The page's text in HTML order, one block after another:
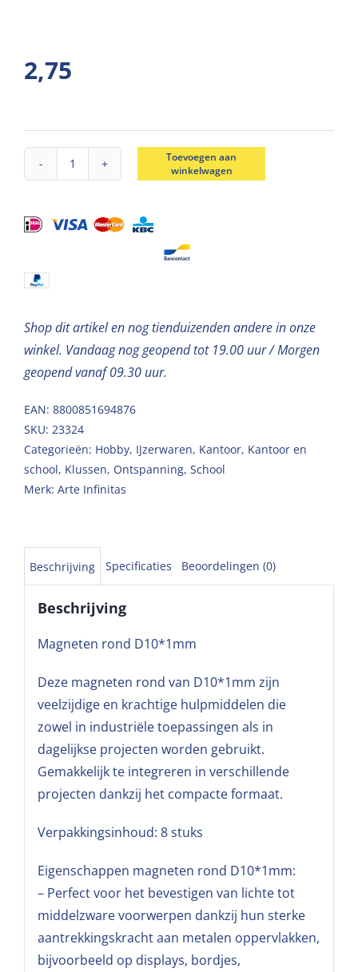
2,75
Magneten
D10*1mm
Toevoegen aan
winkelwagen
Shop dit artikel en nog tienduizenden andere in onze
winkel. Vandaag nog geopend tot 19.00 uur / Morgen
geopend vanaf 09.30 uur.
EAN: 8800851694876
SKU: 23324
Categorieën: Hobby, IJzerwaren, Kantoor, Kantoor en
school, Klussen, Ontspanning, School
Merk: Arte Infinitas
Beschrijving Specificaties Beoordelingen (0)
Beschrijving
Magneten rond D10*1mm
Deze magneten rond van D10*1mm zijn
veelzijdige en krachtige hulpmiddelen die
zowel in industriële toepassingen als in
dagelijkse projecten worden gebruikt.
Gemakkelijk te integreren in verschillende
projecten dankzij het compacte formaat.
Verpakkingsinhoud: 8 stuks
Eigenschappen magneten rond D10*1mm:
– Perfect voor het bevestigen van lichte tot
middelzware voorwerpen dankzij hun sterke
aantrekkingskracht aan metalen oppervlakken,
bijvoorbeeld op displays, bordjes,